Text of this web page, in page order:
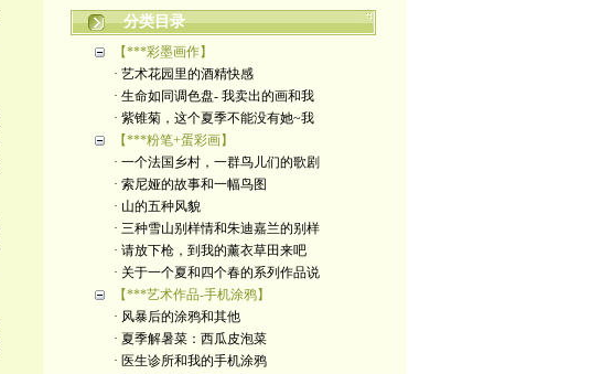
分类目录
【***彩墨画作】
· 艺术花园里的酒精快感
· 生命如同调色盘- 我卖出的画和我
· 紫锥菊，这个夏季不能没有她~我
【***粉笔+蛋彩画】
· 一个法国乡村，一群鸟儿们的歌剧
· 索尼娅的故事和一幅鸟图
· 山的五种风貌
· 三种雪山别样情和朱迪嘉兰的别样
· 请放下枪，到我的薰衣草田来吧
· 关于一个夏和四个春的系列作品说
【***艺术作品-手机涂鸦】
· 风暴后的涂鸦和其他
· 夏季解暑菜：西瓜皮泡菜
· 医生诊所和我的手机涂鸦